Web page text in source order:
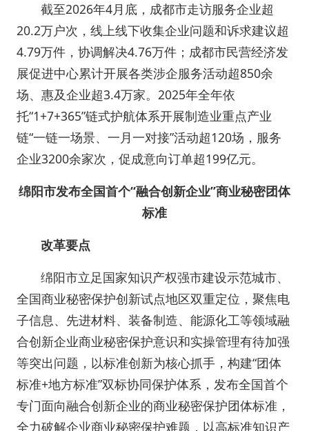
截至2026年4月底，成都市走访服务企业超
20.2万户次，线上线下收集企业问题和诉求建议超
4.79万件，协调解决4.76万件；成都市民营经济发
展促进中心累计开展各类涉企服务活动超850余
场、惠及企业超3.4万家。2025年全年依
托“1+7+365”链式护航体系开展制造业重点产业
链“一链一场景、一月一对接”活动超120场，服务
企业3200余家次，促成意向订单超199亿元。
绵阳市发布全国首个“融合创新企业”商业秘密团体
标准
改革要点
绵阳市立足国家知识产权强市建设示范城市、
全国商业秘密保护创新试点地区双重定位，聚焦电
子信息、先进材料、装备制造、能源化工等领域融
合创新企业商业秘密保护意识和实操管理有待加强
等突出问题，以标准创新为核心抓手，构建“团体
标准+地方标准”双标协同保护体系，发布全国首个
专门面向融合创新企业的商业秘密保护团体标准，
全力破解企业商业秘密保护难题，以高标准知识产